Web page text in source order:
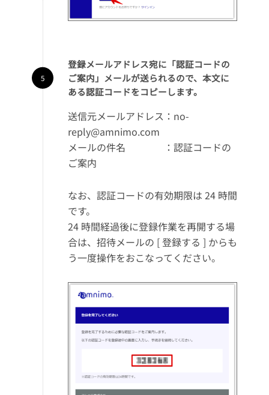
登録メールアドレス宛に「認証コードの
ご案内」メールが送られるので、本文に
ある認証コードをコピーします。
送信元メールアドレス：no-
reply@amnimo.com
メールの件名 ：認証コードの
ご案内
なお、認証コードの有効期限は 24 時間
です。
24 時間経過後に登録作業を再開する場
合は、招待メールの [ 登録する ] からも
う一度操作をおこなってください。